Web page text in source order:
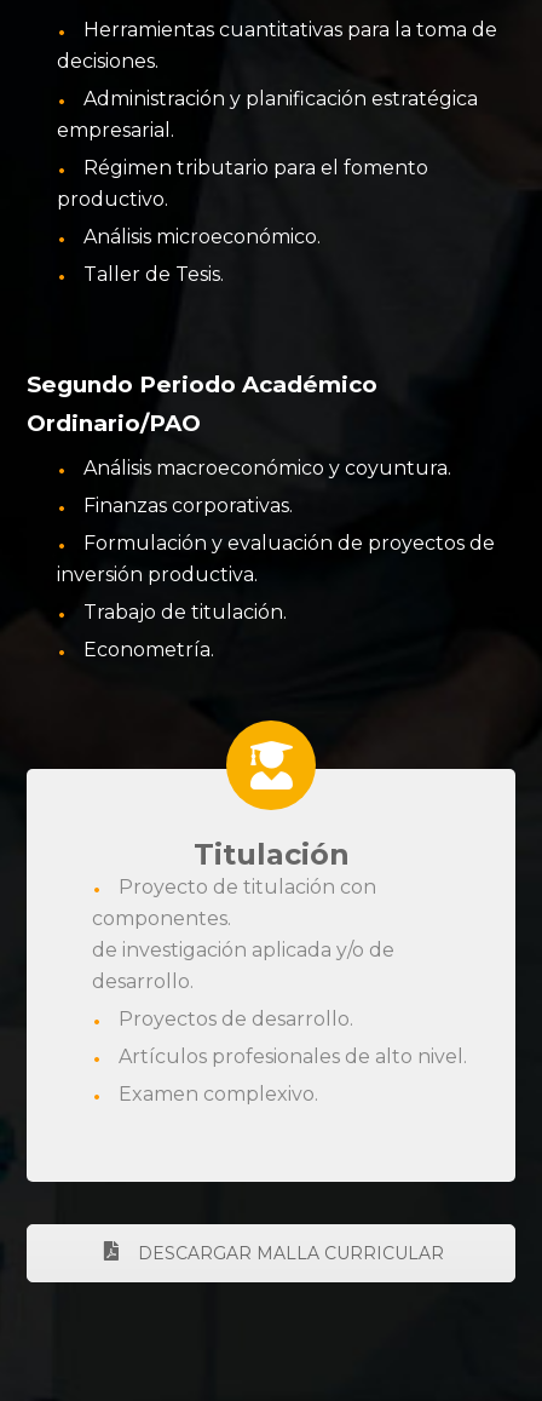
Herramientas cuantitativas para la toma de
decisiones.
Administración y planificación estratégica
empresarial.
Régimen tributario para el fomento
productivo.
Análisis microeconómico.
Taller de Tesis.
Segundo Periodo Académico
Ordinario/PAO
Análisis macroeconómico y coyuntura.
Finanzas corporativas.
Formulación y evaluación de proyectos de
inversión productiva.
Trabajo de titulación.
Econometría.
Titulación
Proyecto de titulación con
componentes.
de investigación aplicada y/o de
desarrollo.
Proyectos de desarrollo.
Artículos profesionales de alto nivel.
Examen complexivo.
DESCARGAR MALLA CURRICULAR